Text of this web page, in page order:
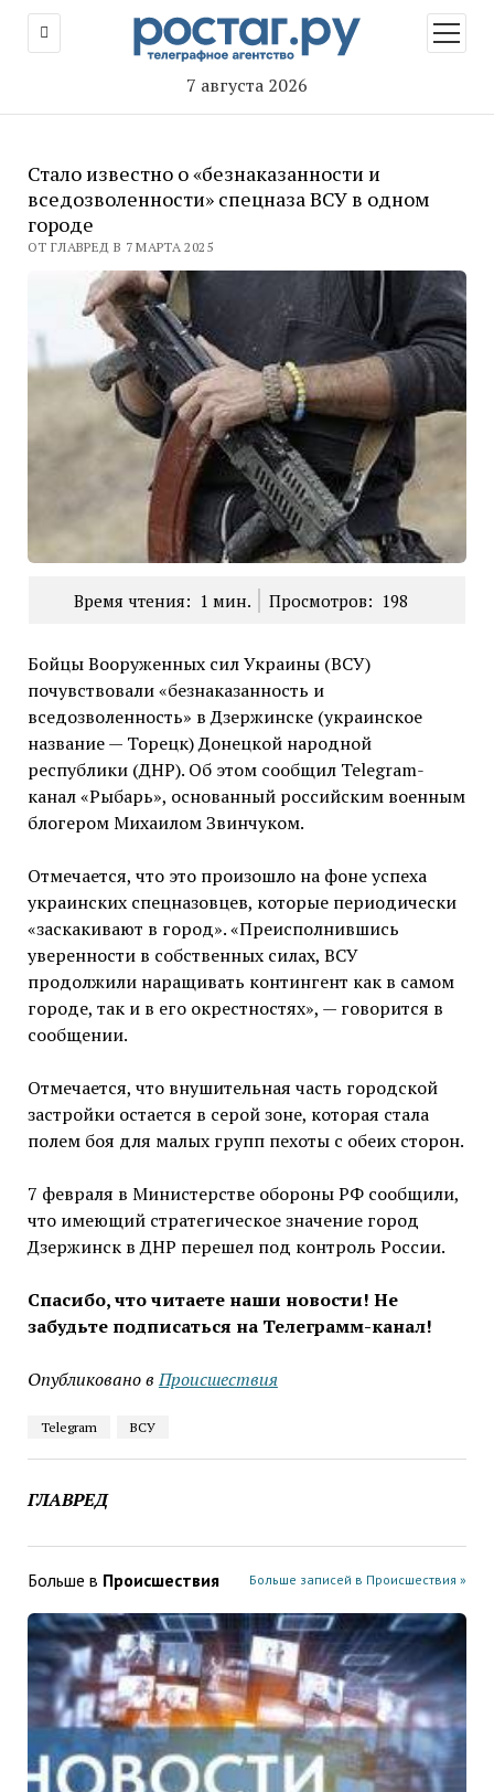
7 августа 2026
меню
Стало известно о «безнаказанности и
вседозволенности» спецназа ВСУ в одном
городе
ОТ ГЛАВРЕД В 7 МАРТА 2025
Время чтения: 1 мин. Просмотров: 198
Бойцы Вооруженных сил Украины (ВСУ)
почувствовали «безнаказанность и
вседозволенность» в Дзержинске (украинское
название — Торецк) Донецкой народной
республики (ДНР). Об этом сообщил Telegram-
канал «Рыбарь», основанный российским военным
блогером Михаилом Звинчуком.
Отмечается, что это произошло на фоне успеха
украинских спецназовцев, которые периодически
«заскакивают в город». «Преисполнившись
уверенности в собственных силах, ВСУ
продолжили наращивать контингент как в самом
городе, так и в его окрестностях», — говорится в
сообщении.
Отмечается, что внушительная часть городской
застройки остается в серой зоне, которая стала
полем боя для малых групп пехоты с обеих сторон.
7 февраля в Министерстве обороны РФ сообщили,
что имеющий стратегическое значение город
Дзержинск в ДНР перешел под контроль России.
Спасибо, что читаете наши новости! Не
забудьте подписаться на Телеграмм-канал!
Опубликовано в Проиcшествия
Telegram ВСУ
ГЛАВРЕД
Больше в Проиcшествия Больше записей в Проиcшествия »